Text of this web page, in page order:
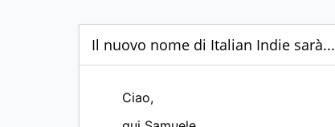
Il nuovo nome di Italian Indie sarà...